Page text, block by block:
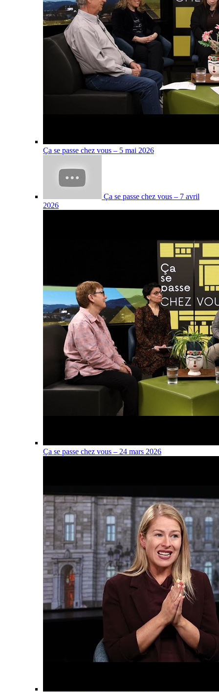
Ça se passe chez vous – 5 mai 2026
Ça se passe chez vous – 7 avril
2026
Ça se passe chez vous – 24 mars 2026